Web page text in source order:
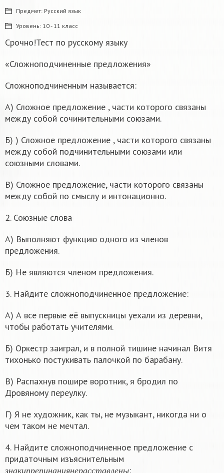
Предмет: Русский язык
Уровень: 10 - 11 класс
Срочно!Тест по русскому языку
«Сложноподчиненные предложения»
Сложноподчиненным называется:
А) Сложное предложение , части которого связаны
между собой сочинительными союзами.
Б) ) Сложное предложение , части которого связаны
между собой подчинительными союзами или
союзными словами.
В) Сложное предложение, части которого связаны
между собой по смыслу и интонационно.
2. Союзные слова
А) Выполняют функцию одного из членов
предложения.
Б) Не являются членом предложения.
3. Найдите сложноподчиненное предложение:
А) А все первые её выпускницы уехали из деревни,
чтобы работать учителями.
Б) Оркестр заиграл, и в полной тишине начинал Витя
тихонько постукивать палочкой по барабану.
В) Распахнув пошире воротник, я бродил по
Дровяному переулку.
Г) Я не художник, как ты, не музыкант, никогда ни о
чем таком не мечтал.
4. Найдите сложноподчиненное предложение с
придаточным изъяснительным
знакипрепина ниянера сставлен :